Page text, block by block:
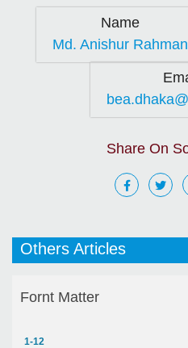
Name
Md. Anishur Rahman
Share On
Others Articles
Fornt Matter
1-12